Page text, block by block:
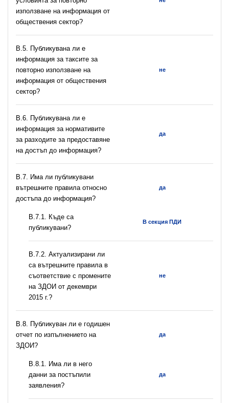
използване на информация от
обществения сектор?
В.5. Публикувана ли е
информация за таксите за
повторно използване на
информация от обществения
сектор?
не
В.6. Публикувана ли е
информация за нормативите
за разходите за предоставяне
на достъп до информация?
да
В.7. Има ли публикувани
вътрешните правила относно
достъпа до информация?
да
В.7.1. Къде са
публикувани?
В секция ПДИ
В.7.2. Актуализирани ли
са вътрешните правила в
съответствие с промените
на ЗДОИ от декември
2015 г.?
не
В.8. Публикуван ли е годишен
отчет по изпълнението на
ЗДОИ?
да
В.8.1. Има ли в него
данни за постъпили
заявления?
да